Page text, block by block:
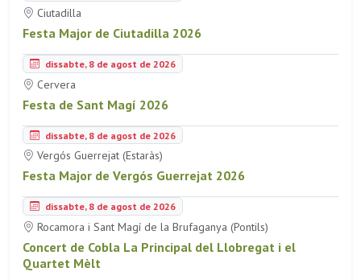
Ciutadilla
Festa Major de Ciutadilla 2026
dissabte, 8 de agost de 2026
Cervera
Festa de Sant Magí 2026
dissabte, 8 de agost de 2026
Vergós Guerrejat (Estaràs)
Festa Major de Vergós Guerrejat 2026
dissabte, 8 de agost de 2026
Rocamora i Sant Magí de la Brufaganya (Pontils)
Concert de Cobla La Principal del Llobregat i el
Quartet Mèlt